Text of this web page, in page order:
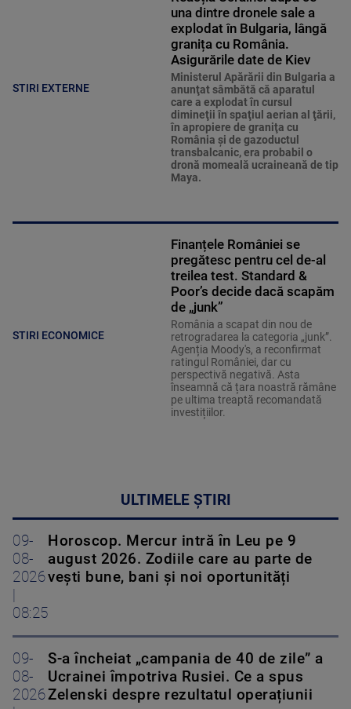
STIRI EXTERNE
una dintre dronele sale a
explodat în Bulgaria, lângă
granița cu România.
Asigurările date de Kiev
Ministerul Apărării din Bulgaria a
anunţat sâmbătă că aparatul
care a explodat în cursul
dimineţii în spaţiul aerian al ţării,
în apropiere de graniţa cu
România şi de gazoductul
transbalcanic, era probabil o
dronă momeală ucraineană de tip
Maya.
STIRI ECONOMICE
Finanțele României se
pregătesc pentru cel de-al
treilea test. Standard &
Poor’s decide dacă scapăm
de „junk”
România a scapat din nou de
retrogradarea la categoria „junk”.
Agenția Moody's, a reconfirmat
ratingul României, dar cu
perspectivă negativă. Asta
înseamnă că țara noastră rămâne
pe ultima treaptă recomandată
investițiilor.
ULTIMELE ȘTIRI
09-
08-
2026
08:25
Horoscop. Mercur intră în Leu pe 9
august 2026. Zodiile care au parte de
vești bune, bani și noi oportunități
09-
08-
2026
S-a încheiat „campania de 40 de zile” a
Ucrainei împotriva Rusiei. Ce a spus
Zelenski despre rezultatul operațiunii